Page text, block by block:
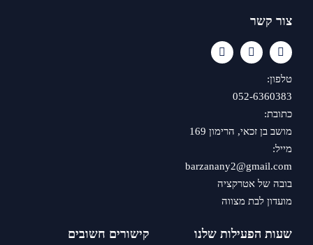
צור קשר
טלפון:
052-6360383
כתובת:
מושב בן זכאי, הרימון 169
מייל:
barzanany2@gmail.com
בובה של אטרקציה
מועדון לבת מצווה
שעות הפעילות שלנו קישורים חשובים